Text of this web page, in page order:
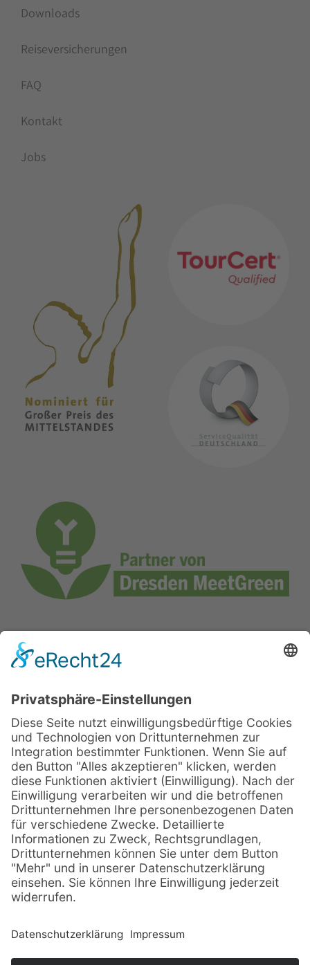
News
Newsletter bestellen
Downloads
Reiseversicherungen
FAQ
MITGLIEDSCHAFTEN
© Sachsenträume ·
Alle Rechte vorbehalten · 2026